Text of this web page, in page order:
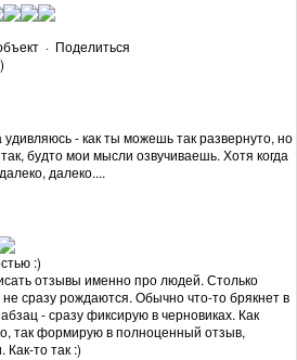
· Поделиться
удивляюсь - как ты можешь так развернуто, но
будто мои мысли озвучиваешь. Хотя когда
далеко....
:)
отзывы именно про людей. Столько
сразу рождаются. Обычно что-то брякнет в
- сразу фиксирую в черновиках. Как
так формирую в полноценный отзыв,
то так :)